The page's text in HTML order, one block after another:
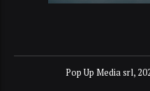
Pop Up Media srl,